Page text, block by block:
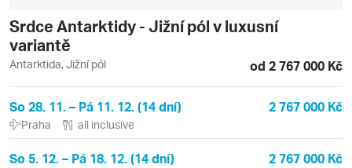
Srdce Antarktidy - Jižní pól v luxusní
variantě
Antarktida, Jižní pól od 2 767 000 Kč
So 28. 11. – Pá 11. 12. (14 dní) 2 767 000 Kč
Praha all inclusive
So 5. 12. – Pá 18. 12. (14 dní) 2 767 000 Kč